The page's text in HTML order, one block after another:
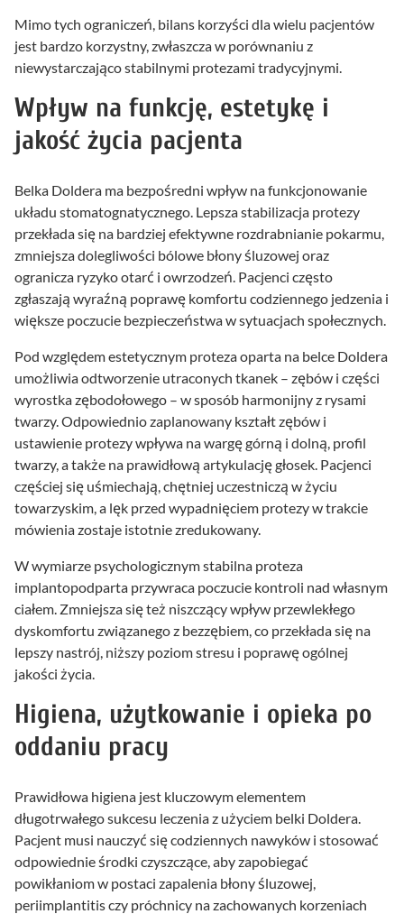
Mimo tych ograniczeń, bilans korzyści dla wielu pacjentów
jest bardzo korzystny, zwłaszcza w porównaniu z
niewystarczająco stabilnymi protezami tradycyjnymi.
Wpływ na funkcję, estetykę i
jakość życia pacjenta
Belka Doldera ma bezpośredni wpływ na funkcjonowanie
układu stomatognatycznego. Lepsza stabilizacja protezy
przekłada się na bardziej efektywne rozdrabnianie pokarmu,
zmniejsza dolegliwości bólowe błony śluzowej oraz
ogranicza ryzyko otarć i owrzodzeń. Pacjenci często
zgłaszają wyraźną poprawę komfortu codziennego jedzenia i
większe poczucie bezpieczeństwa w sytuacjach społecznych.
Pod względem estetycznym proteza oparta na belce Doldera
umożliwia odtworzenie utraconych tkanek – zębów i części
wyrostka zębodołowego – w sposób harmonijny z rysami
twarzy. Odpowiednio zaplanowany kształt zębów i
ustawienie protezy wpływa na wargę górną i dolną, profil
twarzy, a także na prawidłową artykulację głosek. Pacjenci
częściej się uśmiechają, chętniej uczestniczą w życiu
towarzyskim, a lęk przed wypadnięciem protezy w trakcie
mówienia zostaje istotnie zredukowany.
W wymiarze psychologicznym stabilna proteza
implantopodparta przywraca poczucie kontroli nad własnym
ciałem. Zmniejsza się też niszczący wpływ przewlekłego
dyskomfortu związanego z bezzębiem, co przekłada się na
lepszy nastrój, niższy poziom stresu i poprawę ogólnej
jakości życia.
Higiena, użytkowanie i opieka po
oddaniu pracy
Prawidłowa higiena jest kluczowym elementem
długotrwałego sukcesu leczenia z użyciem belki Doldera.
Pacjent musi nauczyć się codziennych nawyków i stosować
odpowiednie środki czyszczące, aby zapobiegać
powikłaniom w postaci zapalenia błony śluzowej,
periimplantitis czy próchnicy na zachowanych korzeniach